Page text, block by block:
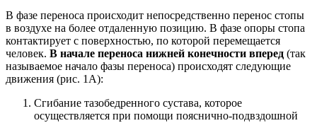
В фазе переноса происходит непосредственно перенос стопы
в воздухе на более отдаленную позицию. В фазе опоры стопа
контактирует с поверхностью, по которой перемещается
человек. В начале переноса нижней конечности вперед (так
называемое начало фазы переноса) происходят следующие
движения (рис. 1А):
Сгибание тазобедренного сустава, которое
осуществляется при помощи пояснично-подвздошной